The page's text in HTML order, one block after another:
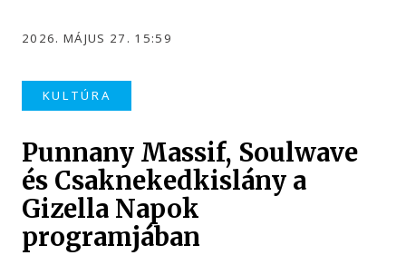
2026. MÁJUS 27. 15:59
KULTÚRA
Punnany Massif, Soulwave
és Csaknekedkislány a
Gizella Napok
programjában